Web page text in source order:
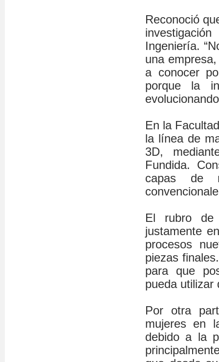
Reconoció
Ingeniería.
una
a conocer
porque la
En la
la línea de
3D,
Fundida.
capas de
El rubro de
justamente
procesos
piezas
para que
pueda utilizar
Por otra
mujeres en
debido a la